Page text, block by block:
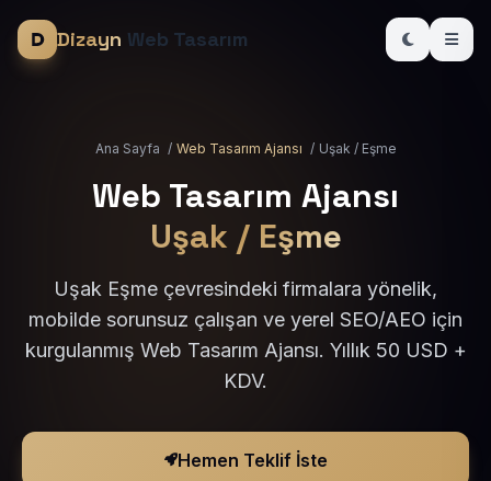
Dizayn Web Tasarım
Ana Sayfa / Web Tasarım Ajansı / Uşak / Eşme
Web Tasarım Ajansı
Uşak / Eşme
Uşak Eşme çevresindeki firmalara yönelik,
mobilde sorunsuz çalışan ve yerel SEO/AEO için
kurgulanmış Web Tasarım Ajansı. Yıllık 50 USD +
KDV.
Hemen Teklif İste